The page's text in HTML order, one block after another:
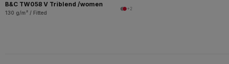
B&C TW058 V Triblend /women
130 g/m² / Fitted
+2